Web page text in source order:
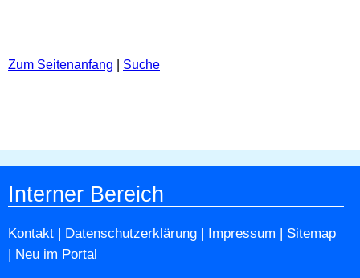
Zum Seitenanfang Suche
Interner Bereich
Kontakt | Datenschutzerklärung | Impressum | Sitemap
| Neu im Portal